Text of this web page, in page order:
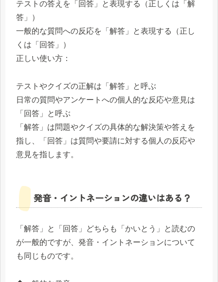
テストの答えを「回答」と表現する（正しくは「解
答」）
一般的な質問への反応を「解答」と表現する（正し
くは「回答」）
正しい使い方：
テストやクイズの正解は「解答」と呼ぶ
日常の質問やアンケートへの個人的な反応や意見は
「回答」と呼ぶ
「解答」は問題やクイズの具体的な解決策や答えを
指し、「回答」は質問や要請に対する個人の反応や
意見を指します。
発音・イントネーションの違いはある？
「解答」と「回答」どちらも「かいとう」と読むの
が一般的ですが、発音・イントネーションについて
も同じものです。